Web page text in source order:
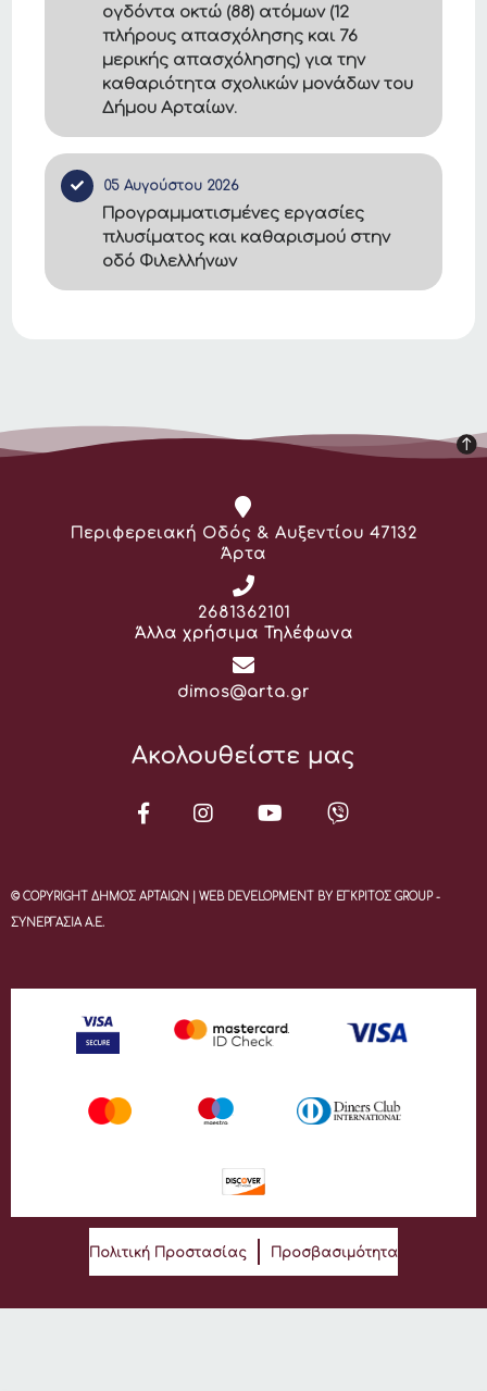
ογδόντα οκτώ (88) ατόμων (12
πλήρους απασχόλησης και 76
μερικής απασχόλησης) για την
καθαριότητα σχολικών μονάδων του
Δήμου Αρταίων.
05 Αυγούστου 2026
Προγραμματισμένες εργασίες
πλυσίματος και καθαρισμού στην
οδό Φιλελλήνων
Διεύθυνση:
Περιφερειακή Οδός & Αυξεντίου 47132
Άρτα
Τηλέφωνο:
2681362101
Άλλα χρήσιμα Τηλέφωνα
Email:
dimos@arta.gr
Ακολουθείστε μας
© COPYRIGHT ΔΗΜΟΣ ΑΡΤΑΙΩΝ | WEB DEVELOPMENT BY ΕΓΚΡΙΤΟΣ GROUP -
ΣΥΝΕΡΓΑΣΙΑ Α.Ε.
Πολιτική Προστασίας Προσβασιμότητα